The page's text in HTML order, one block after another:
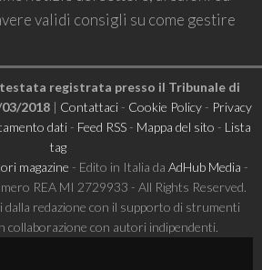
validi consigli su come gestire
registrata presso il Tribunale di
2018| Contattaci- Cookie Policy- Privacy
dati- Feed RSS- Mappa del sito - Lista
tag
magazine - Edito in Italia da AdHub Media -
REA MI 2729933 - All Rights Reserved.
redazione con il supporto di strumenti
collaborazione con autori indipendenti.